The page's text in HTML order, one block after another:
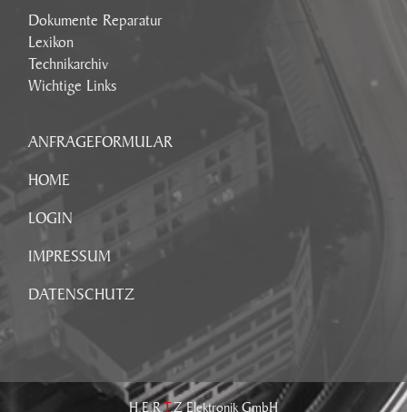
Dokumente Reparatur
Lexikon
Technikarchiv
Wichtige Links
ANFRAGEFORMULAR
HOME
LOGIN
IMPRESSUM
DATENSCHUTZ
H.E.R.T.Z Elektronik GmbH